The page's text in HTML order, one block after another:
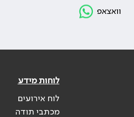
וואצאפ
לוחות מידע
לוח אירועים
מכתבי תודה